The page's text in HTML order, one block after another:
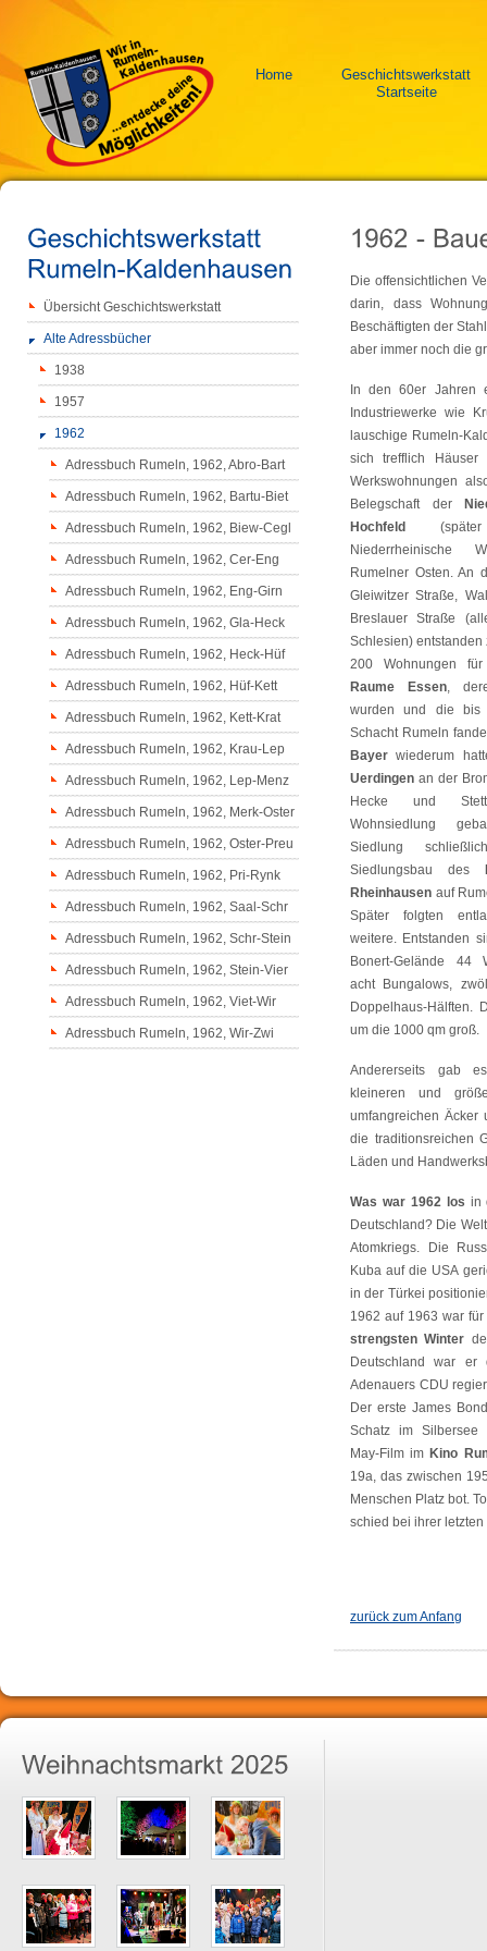
Home
Geschichtswerkstatt
Startseite
Die offensichtlichen
darin, dass
Beschäftigten der
aber immer noch die
In den 60er Jahren
Industriewerke wie
lauschige Rumeln-
sich trefflich Häuser
Werkswohnungen
Belegschaft der
Hochfeld
Niederrheinische
Rumelner Osten. An
Gleiwitzer Straße,
Breslauer Straße
Schlesien)
200 Wohnungen
Raume Essen,
wurden und die bis
Schacht Rumeln
Bayer wiederum
Uerdingen an der
Hecke und
Wohnsiedlung
Siedlung
Siedlungsbau des
Rheinhausen auf
Später folgten
weitere. Entstanden
Bonert-Gelände 44
acht Bungalows,
Doppelhaus-Hälften.
um die 1000 qm groß.
Andererseits gab
kleineren und
umfangreichen Äcker
die traditionsreichen
Läden und
Was war 1962 los in
Deutschland? Die
Atomkriegs. Die
Kuba auf die USA
in der Türkei
1962 auf 1963 war
strengsten Winter
Deutschland war er
Adenauers CDU
Der erste James
Schatz im
May-Film im Kino
19a, das zwischen
Menschen Platz bot.
schied bei ihrer
zurück zum Anfang
Übersicht Geschichtswerkstatt
Alte Adressbücher
1938
1957
1962
Adressbuch Rumeln, 1962, Abro-Bart
Adressbuch Rumeln, 1962, Bartu-Biet
Adressbuch Rumeln, 1962, Biew-Cegl
Adressbuch Rumeln, 1962, Cer-Eng
Adressbuch Rumeln, 1962, Eng-Girn
Adressbuch Rumeln, 1962, Gla-Heck
Adressbuch Rumeln, 1962, Heck-Hüf
Adressbuch Rumeln, 1962, Hüf-Kett
Adressbuch Rumeln, 1962, Kett-Krat
Adressbuch Rumeln, 1962, Krau-Lep
Adressbuch Rumeln, 1962, Lep-Menz
Adressbuch Rumeln, 1962, Merk-Oster
Adressbuch Rumeln, 1962, Oster-Preu
Adressbuch Rumeln, 1962, Pri-Rynk
Adressbuch Rumeln, 1962, Saal-Schr
Adressbuch Rumeln, 1962, Schr-Stein
Adressbuch Rumeln, 1962, Stein-Vier
Adressbuch Rumeln, 1962, Viet-Wir
Adressbuch Rumeln, 1962, Wir-Zwi